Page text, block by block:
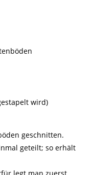
wird)
geschnitten.
geteilt; so erhält